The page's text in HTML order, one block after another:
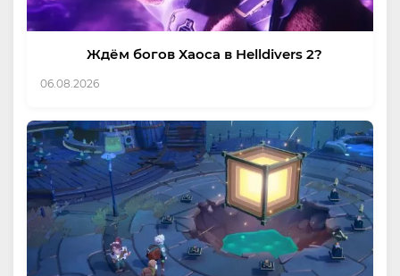
Ждём богов Хаоса в Helldivers 2?
06.08.2026